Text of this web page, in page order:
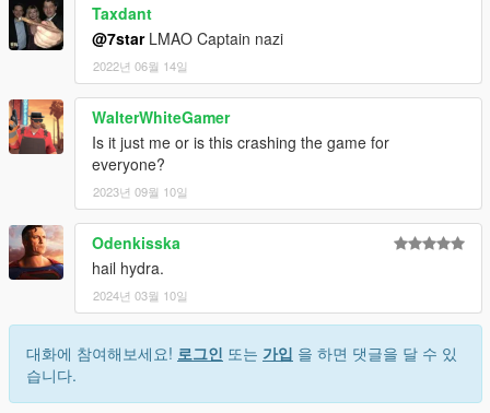
Taxdant
@7starLMAO Captain nazi
2022년 06월 14일
WalterWhiteGamer
Is it just me or is this crashing the game for
everyone?
2023년 09월 10일
Odenkisska
hail hydra.
2024년 03월 10일
대화에 참여해보세요! 로그인 또는 가입 을 하면 댓글을 달 수 있
습니다.